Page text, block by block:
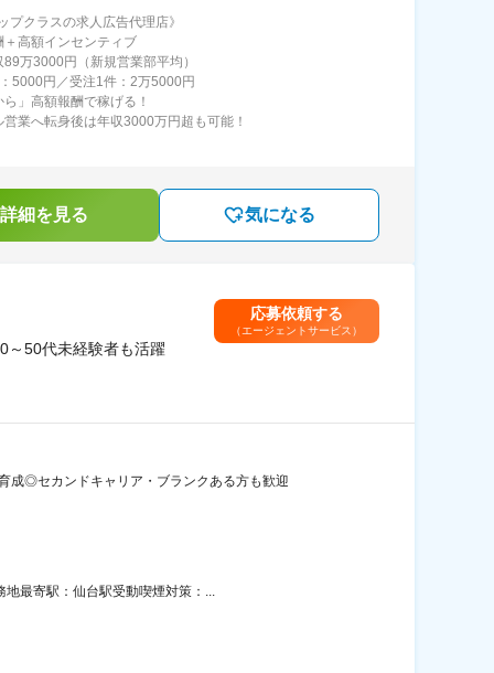
プクラスの求人広告代理店》
＋高額インセンティブ
万3000円（新規営業部平均）
5000円／受注1件：2万5000円
」高額報酬で稼げる！
業へ転身後は年収3000万円超も可能！
細を見る 気になる
50代未経験者も活躍
応募依頼する
（エージェントサービス）
成◎セカンドキャリア・ブランクある方も歓迎
最寄駅：仙台駅受動喫煙対策：...